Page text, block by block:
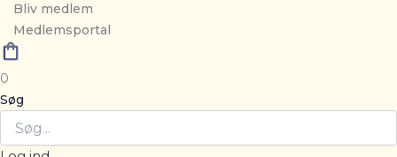
Bliv medlem
Medlemsportal
0
Søg